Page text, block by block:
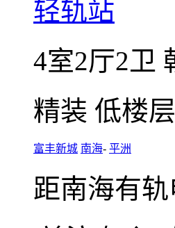
环宇城旁
轻轨站
4室2厅2卫
精装 低楼
富丰新城 南海 -平洲